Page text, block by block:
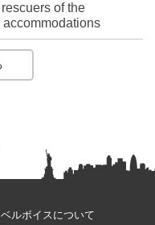
of the
accommodations
ベルボイスについて